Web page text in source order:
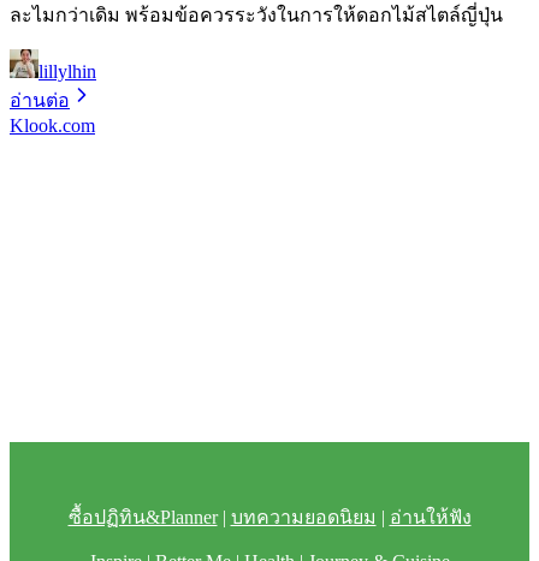
ละไมกว่าเดิม พร้อมข้อควรระวังในการให้ดอกไม้สไตล์ญี่ปุ่น
lillylhin
อ่านต่อ
Klook.com
ซื้อปฏิทิน&Planner| บทความยอดนิยม | อ่านให้ฟัง